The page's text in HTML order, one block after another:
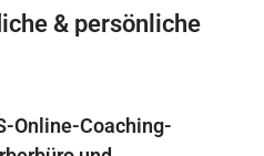
& persönliche
Online-Coaching-